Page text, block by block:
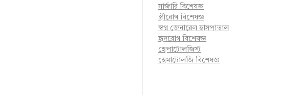
সার্জারি বিশেষজ্ঞ
স্ত্রীরোগ বিশেষজ্ঞ
স্বপ্ন জেনারেল হাসপাতাল
হৃদরোগ বিশেষজ্ঞ
হেপাটোলজিস্ট
হেমাটোলজি বিশেষজ্ঞ